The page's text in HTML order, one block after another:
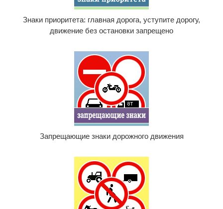
Знаки приоритета: главная дорога, уступите дорогу,
движение без остановки запрещено
Запрещающие знаки дорожного движения